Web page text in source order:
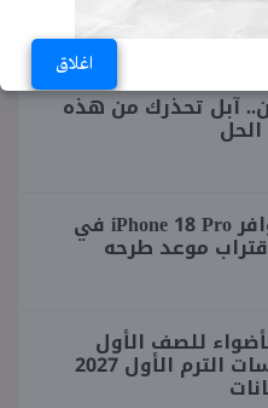
اغلاق
آبل تحذرك من هذه
تهديد في توافر iPhone 18 Pro في
موعد طرحه
للصف الأول
الإعدادي دراسات الترم الأول 2027